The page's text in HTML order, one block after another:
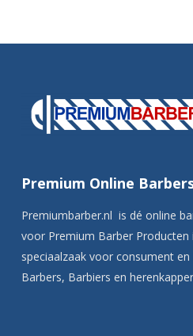
Premium Online
Premiumbarber.nl is dé online
voor Premium Barber Producten
speciaalzaak voor consument
Barbers, Barbiers en